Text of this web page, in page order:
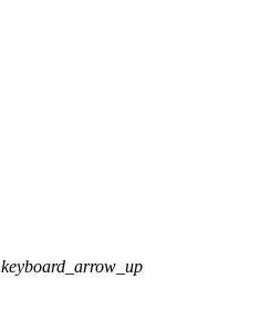
keyboard_arrow_up